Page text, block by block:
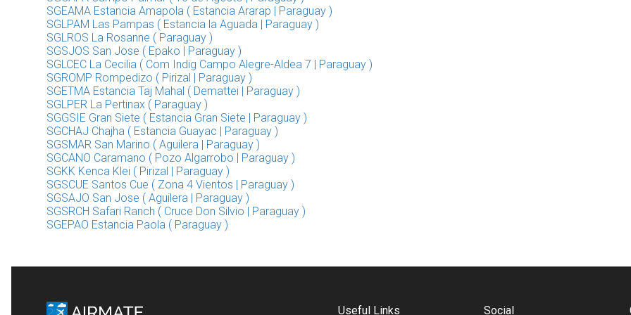
SGEAMA Estancia Amapola ( Estancia Ararap | Paraguay )
SGLPAM Las Pampas ( Estancia la Aguada | Paraguay )
SGLROS La Rosanne ( Paraguay )
SGSJOS San Jose ( Epako | Paraguay )
SGLCEC La Cecilia ( Com Indig Campo Alegre-Aldea 7 | Paraguay )
SGROMP Rompedizo ( Pirizal | Paraguay )
SGETMA Estancia Taj Mahal ( Demattei | Paraguay )
SGLPER La Pertinax ( Paraguay )
SGGSIE Gran Siete ( Estancia Gran Siete | Paraguay )
SGCHAJ Chajha ( Estancia Guayac | Paraguay )
SGSMAR San Marino ( Aguilera | Paraguay )
SGCANO Caramano ( Pozo Algarrobo | Paraguay )
SGKK Kenca Klei ( Pirizal | Paraguay )
SGSCUE Santos Cue ( Zona 4 Vientos | Paraguay )
SGSAJO San Jose ( Aguilera | Paraguay )
SGSRCH Safari Ranch ( Cruce Don Silvio | Paraguay )
SGEPAO Estancia Paola ( Paraguay )
Useful Links Social